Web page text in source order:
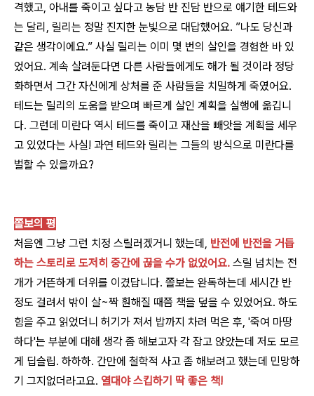
격했고, 아내를 죽이고 싶다고 농담 반 진담 반으로 얘기한 테드와
는 달리, 릴리는 정말 진지한 눈빛으로 대답했어요. ”나도 당신과
같은 생각이에요.” 사실 릴리는 이미 몇 번의 살인을 경험한 바 있
었어요. 계속 살려둔다면 다른 사람들에게도 해가 될 것이라 정당
화하면서 그간 자신에게 상처를 준 사람들을 치밀하게 죽였어요.
테드는 릴리의 도움을 받으며 빠르게 살인 계획을 실행에 옮깁니
다. 그런데 미란다 역시 테드를 죽이고 재산을 빼앗을 계획을 세우
고 있었다는 사실! 과연 테드와 릴리는 그들의 방식으로 미란다를
벌할 수 있을까요?
쫄보의 평
처음엔 그냥 그런 치정 스릴러겠거니 했는데, 반전에 반전을 거듭
하는 스토리로 도저히 중간에 끊을 수가 없었어요. 스릴 넘치는 전
개가 거뜬하게 더위를 이겼답니다. 쫄보는 완독하는데 세시간 반
정도 걸려서 밖이 살~짝 훤해질 때쯤 책을 덮을 수 있었어요. 하도
힘을 주고 읽었더니 허기가 져서 밥까지 차려 먹은 후, '죽여 마땅
하다'는 부분에 대해 생각 좀 해보고자 각 잡고 앉았는데 저도 모르
게 딥슬립. 하하하. 간만에 철학적 사고 좀 해보려고 했는데 민망하
기 그지없더라고요. 열대야 스킵하기 딱 좋은 책!